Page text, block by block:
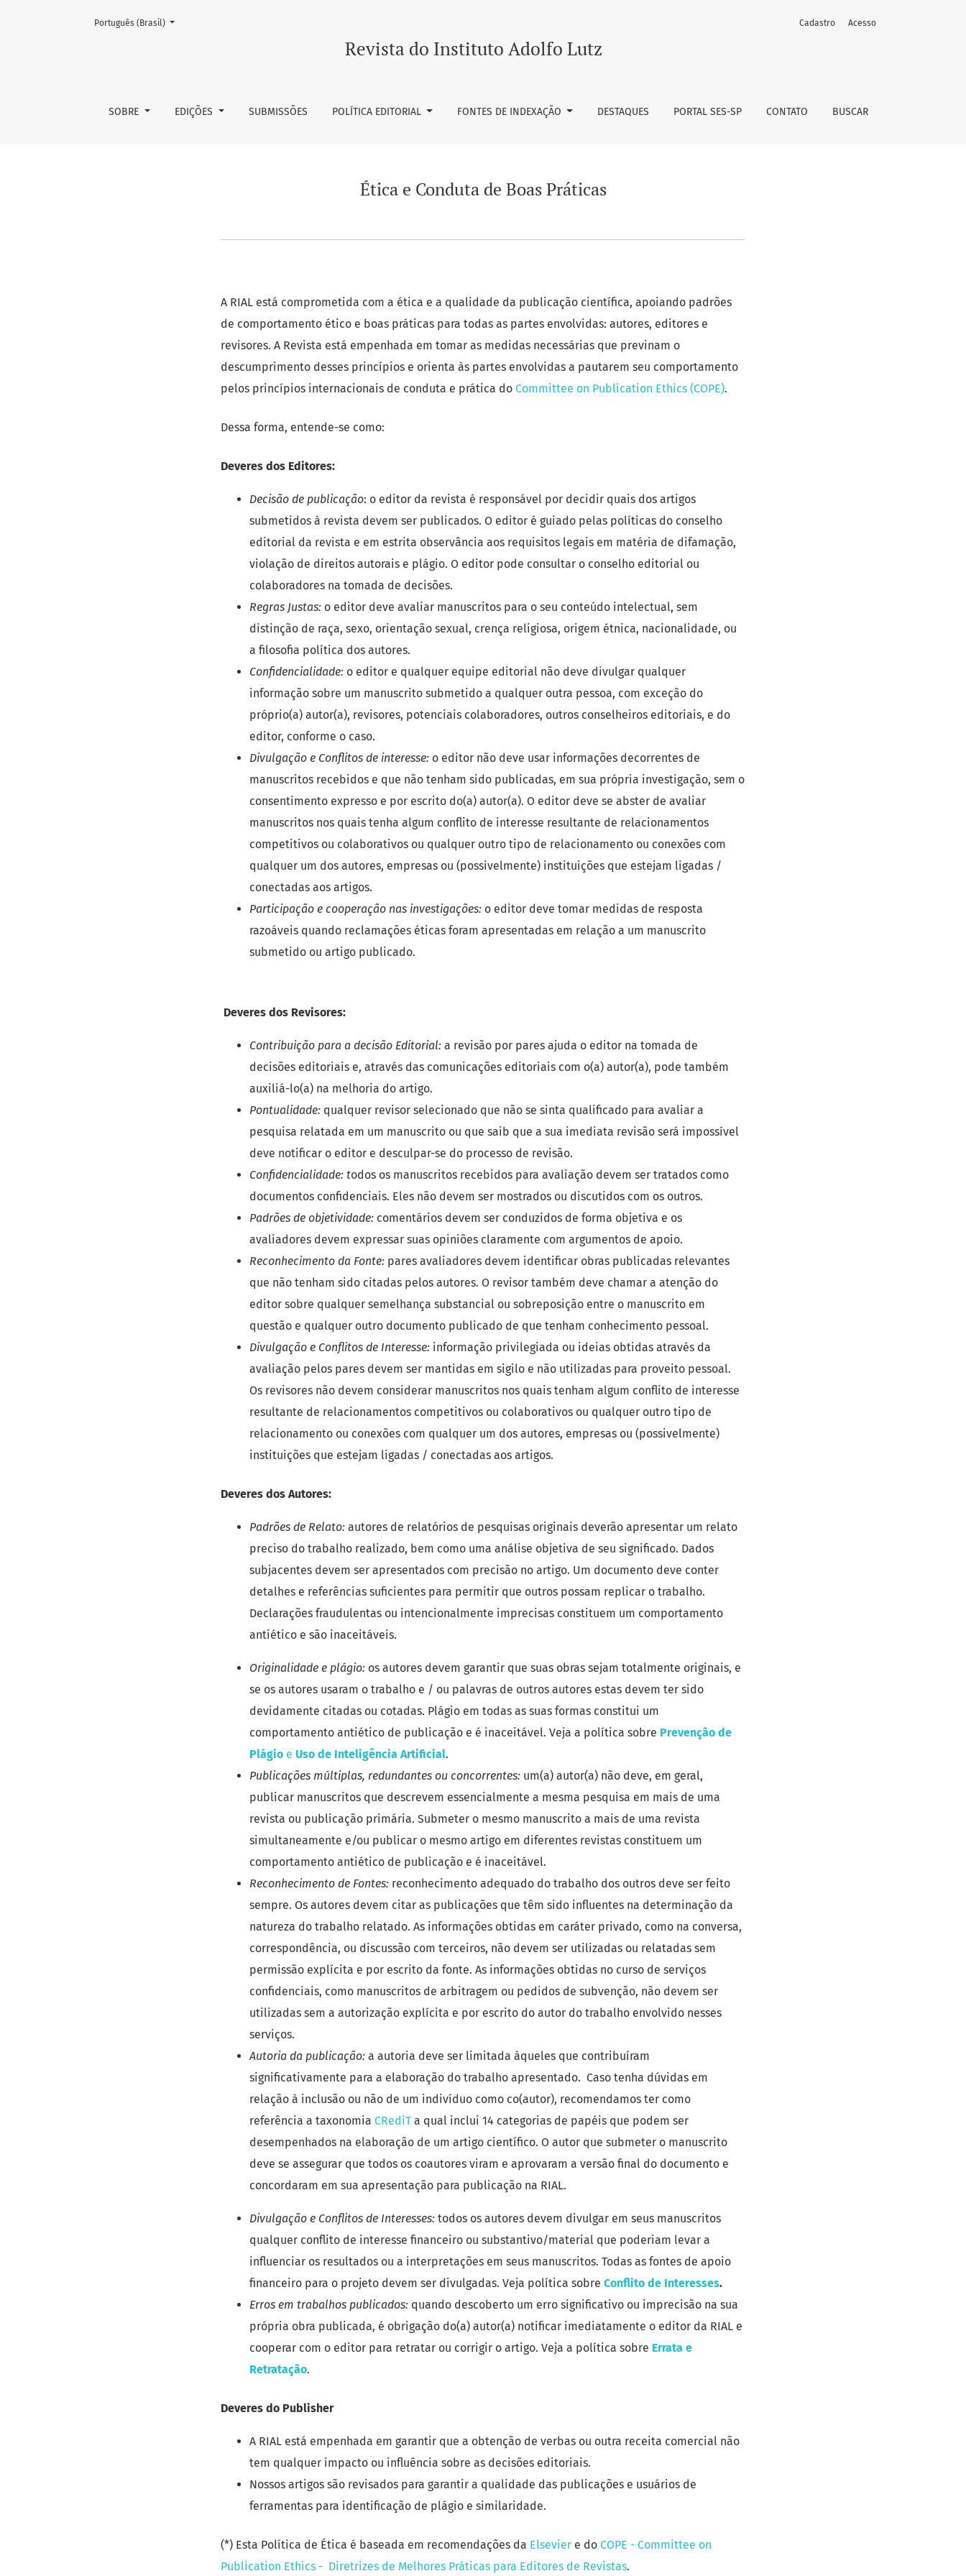
Ética e Conduta de Boas Práticas
Revista do Instituto Adolfo Lutz
SOBRE EDIÇÕES SUBMISSÕES POLÍTICA EDITORIAL FONTES DE INDEXAÇÃO DESTAQUES PORTAL SES-SP CONTATO BUSCAR
Cadastro Acesso
Mudar o idioma. O atual é:
Português (Brasil)
Ética e Conduta de Boas Práticas
A RIAL está comprometida com a ética e a qualidade da publicação científica, apoiando padrões
de comportamento ético e boas práticas para todas as partes envolvidas: autores, editores e
revisores. A Revista está empenhada em tomar as medidas necessárias que previnam o
descumprimento desses princípios e orienta às partes envolvidas a pautarem seu comportamento
pelos princípios internacionais de conduta e prática do Committee on Publication Ethics (COPE).
Dessa forma, entende-se como:
Deveres dos Editores:
Decisão de publicação: o editor da revista é responsável por decidir quais dos artigos
submetidos à revista devem ser publicados. O editor é guiado pelas políticas do conselho
editorial da revista e em estrita observância aos requisitos legais em matéria de difamação,
violação de direitos autorais e plágio. O editor pode consultar o conselho editorial ou
colaboradores na tomada de decisões.
Regras Justas: o editor deve avaliar manuscritos para o seu conteúdo intelectual, sem
distinção de raça, sexo, orientação sexual, crença religiosa, origem étnica, nacionalidade, ou
a filosofia política dos autores.
Confidencialidade: o editor e qualquer equipe editorial não deve divulgar qualquer
informação sobre um manuscrito submetido a qualquer outra pessoa, com exceção do
próprio(a) autor(a), revisores, potenciais colaboradores, outros conselheiros editoriais, e do
editor, conforme o caso.
Divulgação e Conflitos de interesse: o editor não deve usar informações decorrentes de
manuscritos recebidos e que não tenham sido publicadas, em sua própria investigação, sem o
consentimento expresso e por escrito do(a) autor(a). O editor deve se abster de avaliar
manuscritos nos quais tenha algum conflito de interesse resultante de relacionamentos
competitivos ou colaborativos ou qualquer outro tipo de relacionamento ou conexões com
qualquer um dos autores, empresas ou (possivelmente) instituições que estejam ligadas /
conectadas aos artigos.
Participação e cooperação nas investigações: o editor deve tomar medidas de resposta
razoáveis quando reclamações éticas foram apresentadas em relação a um manuscrito
submetido ou artigo publicado.
Deveres dos Revisores:
Contribuição para a decisão Editorial: a revisão por pares ajuda o editor na tomada de
decisões editoriais e, através das comunicações editoriais com o(a) autor(a), pode também
auxiliá-lo(a) na melhoria do artigo.
Pontualidade: qualquer revisor selecionado que não se sinta qualificado para avaliar a
pesquisa relatada em um manuscrito ou que saib que a sua imediata revisão será impossível
deve notificar o editor e desculpar-se do processo de revisão.
Confidencialidade: todos os manuscritos recebidos para avaliação devem ser tratados como
documentos confidenciais. Eles não devem ser mostrados ou discutidos com os outros.
Padrões de objetividade: comentários devem ser conduzidos de forma objetiva e os
avaliadores devem expressar suas opiniões claramente com argumentos de apoio.
Reconhecimento da Fonte: pares avaliadores devem identificar obras publicadas relevantes
que não tenham sido citadas pelos autores. O revisor também deve chamar a atenção do
editor sobre qualquer semelhança substancial ou sobreposição entre o manuscrito em
questão e qualquer outro documento publicado de que tenham conhecimento pessoal.
Divulgação e Conflitos de Interesse: informação privilegiada ou ideias obtidas através da
avaliação pelos pares devem ser mantidas em sigilo e não utilizadas para proveito pessoal.
Os revisores não devem considerar manuscritos nos quais tenham algum conflito de interesse
resultante de relacionamentos competitivos ou colaborativos ou qualquer outro tipo de
relacionamento ou conexões com qualquer um dos autores, empresas ou (possivelmente)
instituições que estejam ligadas / conectadas aos artigos.
Deveres dos Autores:
Padrões de Relato: autores de relatórios de pesquisas originais deverão apresentar um relato
preciso do trabalho realizado, bem como uma análise objetiva de seu significado. Dados
subjacentes devem ser apresentados com precisão no artigo. Um documento deve conter
detalhes e referências suficientes para permitir que outros possam replicar o trabalho.
Declarações fraudulentas ou intencionalmente imprecisas constituem um comportamento
antiético e são inaceitáveis.
Originalidade e plágio: os autores devem garantir que suas obras sejam totalmente originais, e
se os autores usaram o trabalho e / ou palavras de outros autores estas devem ter sido
devidamente citadas ou cotadas. Plágio em todas as suas formas constitui um
comportamento antiético de publicação e é inaceitável. Veja a política sobre Prevenção de
Plágio e Uso de Inteligência Artificial.
Publicações múltiplas, redundantes ou concorrentes: um(a) autor(a) não deve, em geral,
publicar manuscritos que descrevem essencialmente a mesma pesquisa em mais de uma
revista ou publicação primária. Submeter o mesmo manuscrito a mais de uma revista
simultaneamente e/ou publicar o mesmo artigo em diferentes revistas constituem um
comportamento antiético de publicação e é inaceitável.
Reconhecimento de Fontes: reconhecimento adequado do trabalho dos outros deve ser feito
sempre. Os autores devem citar as publicações que têm sido influentes na determinação da
natureza do trabalho relatado. As informações obtidas em caráter privado, como na conversa,
correspondência, ou discussão com terceiros, não devem ser utilizadas ou relatadas sem
permissão explícita e por escrito da fonte. As informações obtidas no curso de serviços
confidenciais, como manuscritos de arbitragem ou pedidos de subvenção, não devem ser
utilizadas sem a autorização explícita e por escrito do autor do trabalho envolvido nesses
serviços.
Autoria da publicação: a autoria deve ser limitada àqueles que contribuíram
significativamente para a elaboração do trabalho apresentado. Caso tenha dúvidas em
relação à inclusão ou não de um indivíduo como co(autor), recomendamos ter como
referência a taxonomia CRediT a qual inclui 14 categorias de papéis que podem ser
desempenhados na elaboração de um artigo científico. O autor que submeter o manuscrito
deve se assegurar que todos os coautores viram e aprovaram a versão final do documento e
concordaram em sua apresentação para publicação na RIAL.
Divulgação e Conflitos de Interesses: todos os autores devem divulgar em seus manuscritos
qualquer conflito de interesse financeiro ou substantivo/material que poderiam levar a
influenciar os resultados ou a interpretações em seus manuscritos. Todas as fontes de apoio
financeiro para o projeto devem ser divulgadas. Veja política sobre Conflito de Interesses.
Erros em trabalhos publicados: quando descoberto um erro significativo ou imprecisão na sua
própria obra publicada, é obrigação do(a) autor(a) notificar imediatamente o editor da RIAL e
cooperar com o editor para retratar ou corrigir o artigo. Veja a política sobre Errata e
Retratação.
Deveres do Publisher
A RIAL está empenhada em garantir que a obtenção de verbas ou outra receita comercial não
tem qualquer impacto ou influência sobre as decisões editoriais.
Nossos artigos são revisados para garantir a qualidade das publicações e usuários de
ferramentas para identificação de plágio e similaridade.
(*) Esta Política de Ética é baseada em recomendações da Elsevier e do COPE - Committee on
Publication Ethics - Diretrizes de Melhores Práticas para Editores de Revistas.